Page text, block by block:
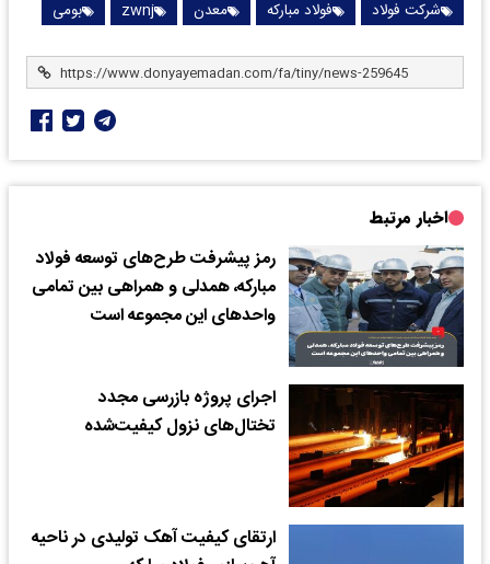
شرکت فولاد فولاد مبارکه معدن zwnj بومی
اخبار مرتبط
رمز پیشرفت طرح‌های توسعه فولاد
مبارکه، همدلی و همراهی بین تمامی
واحدهای این مجموعه است‌
اجرای پروژه بازرسی مجدد
تختال‌های نزول کیفیت‌شده
ارتقای کیفیت آهک تولیدی در ناحیه